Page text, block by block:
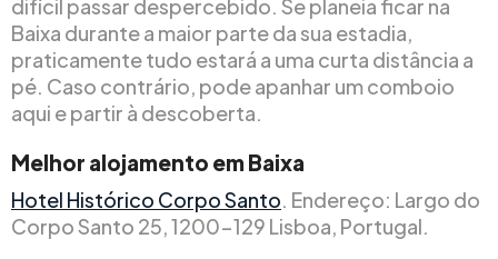
difícil passar despercebido. Se planeia ficar na
Baixa durante a maior parte da sua estadia,
praticamente tudo estará a uma curta distância a
pé. Caso contrário, pode apanhar um comboio
aqui e partir à descoberta.
Melhor alojamento em Baixa
Hotel Histórico Corpo Santo. Endereço: Largo do
Corpo Santo 25, 1200-129 Lisboa, Portugal.